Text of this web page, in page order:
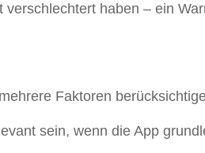
haben – ein
Faktoren
sein, wenn die App